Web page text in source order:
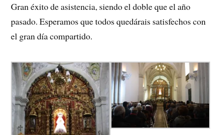
Gran éxito de asistencia, siendo el doble que el año
pasado. Esperamos que todos quedárais satisfechos con
el gran día compartido.